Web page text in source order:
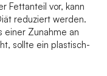
Fettanteil vor, kann
reduziert werden.
einer Zunahme an
sollte ein plastisch-